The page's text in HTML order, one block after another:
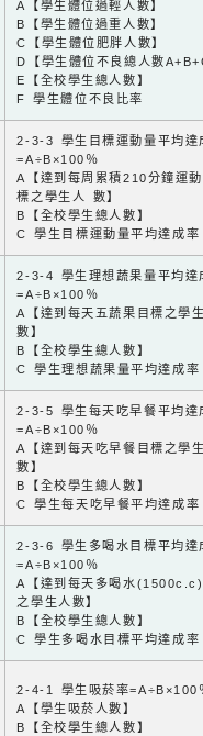
A【學生體位過輕人數】
B【學生體位過重人數】
C【學生體位肥胖人數】
D【學生體位不良總人數
E【全校學生總人數】
F 學生體位不良比率
2-3-3 學生目標運動量平均達
=A÷B×100％
A【達到每周累積210分鐘運
標之學生人 數】
B【全校學生總人數】
C 學生目標運動量平均達成率
2-3-4 學生理想蔬果量平均達
=A÷B×100％
A【達到每天五蔬果目標之學
數】
B【全校學生總人數】
C 學生理想蔬果量平均達成率
2-3-5 學生每天吃早餐平均達
=A÷B×100％
A【達到每天吃早餐目標之學
數】
B【全校學生總人數】
C 學生每天吃早餐平均達成率
2-3-6 學生多喝水目標平均達
=A÷B×100％
A【達到每天多喝水
之學生人數】
B【全校學生總人數】
C 學生多喝水目標平均達成率
2-4-1 學生吸菸率=A÷B×100
A【學生吸菸人數】
B【全校學生總人數】